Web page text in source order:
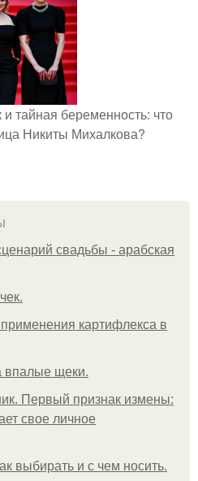
тайная беременность: что
Никиты Михалкова?
свадьбы - арабская
картифлекса в
впалые щеки.
Первый признак измены:
свое личное
выбирать и с чем носить.